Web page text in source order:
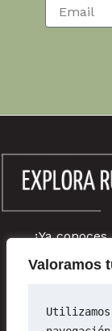
Valoramos
¿Ya conoces
comunidad